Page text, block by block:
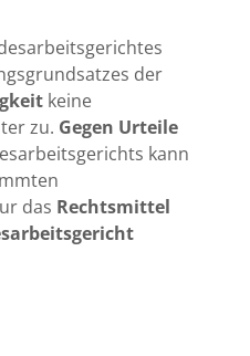
der
keine
zu. Gegen Urteile
kann
das Rechtsmittel